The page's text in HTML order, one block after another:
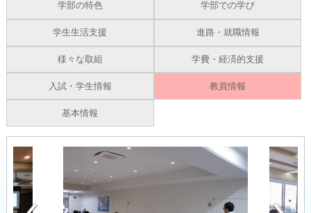
学部の特色 学部での学び
学生生活支援 進路・就職情報
様々な取組 学費・経済的支援
入試・学生情報 教員情報
基本情報